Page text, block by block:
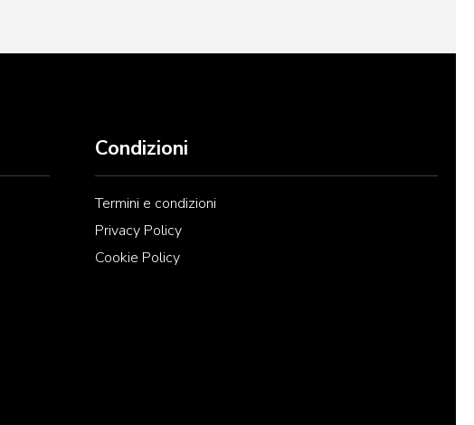
Condizioni
Termini e condizioni
Privacy Policy
Cookie Policy